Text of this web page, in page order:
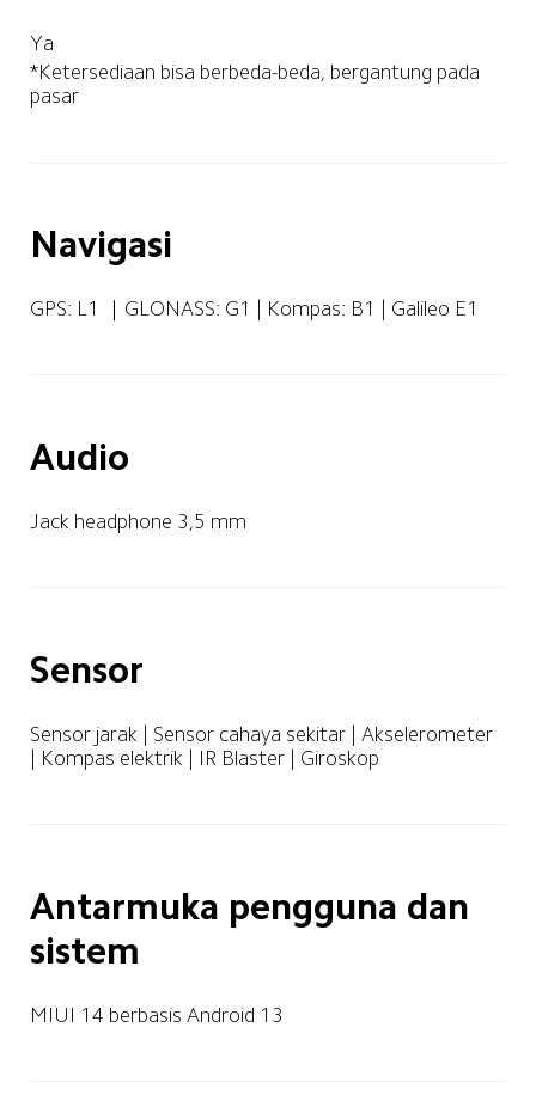
Ya
*Ketersediaan bisa berbeda-beda, bergantung pada
pasar
Navigasi
GPS: L1 ｜GLONASS: G1 | Kompas: B1 | Galileo E1
Audio
Jack headphone 3,5 mm
Sensor
Sensor jarak | Sensor cahaya sekitar | Akselerometer
| Kompas elektrik | IR Blaster | Giroskop
Antarmuka pengguna dan
sistem
MIUI 14 berbasis Android 13